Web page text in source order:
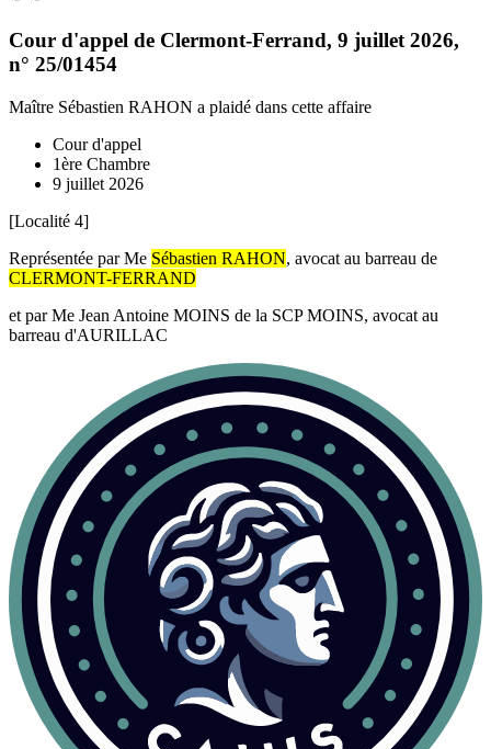
Cour d'appel de Clermont-Ferrand, 9 juillet 2026,
n° 25/01454
Maître Sébastien RAHON a plaidé dans cette affaire
Cour d'appel
1ère Chambre
9 juillet 2026
[Localité 4]
Représentée par Me Sébastien RAHON, avocat au barreau de
CLERMONT-FERRAND
et par Me Jean Antoine MOINS de la SCP MOINS, avocat au
barreau d'AURILLAC